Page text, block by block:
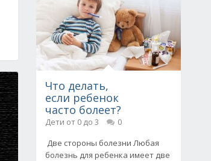
Что делать,
если ребенок
часто болеет?
Дети от 0 до 3
0
Две стороны болезни Любая
болезнь для ребенка имеет две